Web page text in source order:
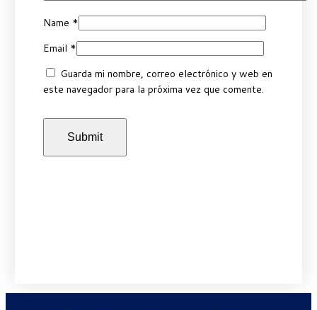
Name *
Email *
Guarda mi nombre, correo electrónico y web en
este navegador para la próxima vez que comente.